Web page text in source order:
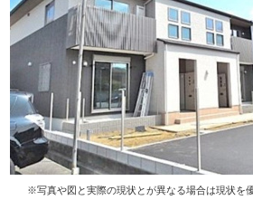
※写真や図と実際の現状とが異なる場合は現状を